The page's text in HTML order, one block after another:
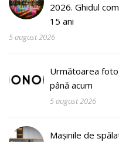
2026. Ghidul
15 ani
5 august 2026
Următoarea
până acum
5 august 2026
Mașinile de